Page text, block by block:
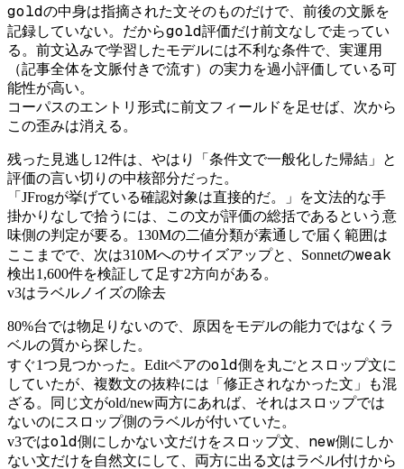
goldの中身は指摘された文そのものだけで、前後の文脈を
記録していない。だからgold評価だけ前文なしで走ってい
る。前文込みで学習したモデルには不利な条件で、実運用
（記事全体を文脈付きで流す）の実力を過小評価している可
能性が高い。
コーパスのエントリ形式に前文フィールドを足せば、次から
この歪みは消える。
残った見逃し12件は、やはり「条件文で一般化した帰結」と
評価の言い切りの中核部分だった。
「JFrogが挙げている確認対象は直接的だ。」を文法的な手
掛かりなしで拾うには、この文が評価の総括であるという意
味側の判定が要る。130Mの二値分類が素通しで届く範囲は
ここまでで、次は310Mへのサイズアップと、Sonnetのweak
検出1,600件を検証して足す2方向がある。
v3はラベルノイズの除去
80%台では物足りないので、原因をモデルの能力ではなくラ
ベルの質から探した。
すぐ1つ見つかった。Editペアのold側を丸ごとスロップ文に
していたが、複数文の抜粋には「修正されなかった文」も混
ざる。同じ文がold/new両方にあれば、それはスロップでは
ないのにスロップ側のラベルが付いていた。
v3ではold側にしかない文だけをスロップ文、 new側にしか
ない文だけを自然文にして、両方に出る文はラベル付けから